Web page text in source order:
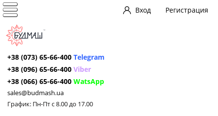
Вход Регистрация
+38 (073) 65-66-400 Telegram
+38 (096) 65-66-400 Viber
+38 (066) 65-66-400 WatsApp
sales@budmash.ua
График: Пн-Пт с 8.00 до 17.00